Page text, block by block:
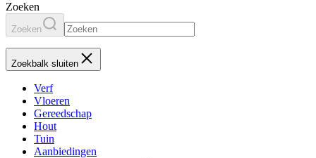
Zoeken
Zoeken
Zoekbalk sluiten
Verf
Vloeren
Gereedschap
Hout
Tuin
Aanbiedingen